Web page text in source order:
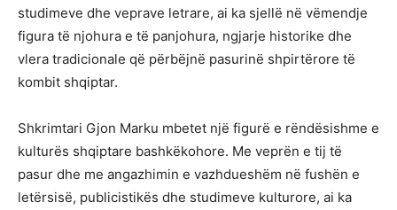
studimeve dhe veprave letrare, ai ka sjellë në vëmendje
figura të njohura e të panjohura, ngjarje historike dhe
vlera tradicionale që përbëjnë pasurinë shpirtërore të
kombit shqiptar.
Shkrimtari Gjon Marku mbetet një figurë e rëndësishme e
kulturës shqiptare bashkëkohore. Me veprën e tij të
pasur dhe me angazhimin e vazhdueshëm në fushën e
letërsisë, publicistikës dhe studimeve kulturore, ai ka